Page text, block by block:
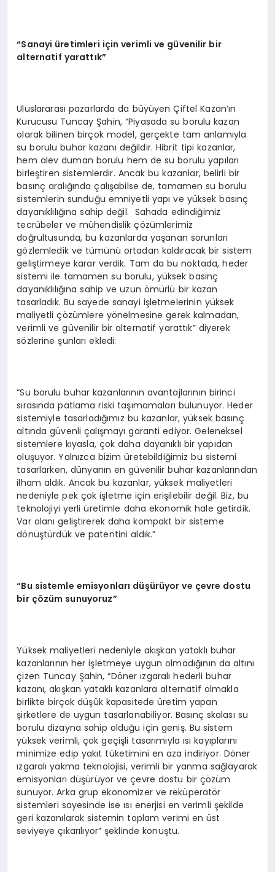
“Sanayi üretimleri için verimli ve güvenilir bir
alternatif yarattık”
Uluslararası pazarlarda da büyüyen Çiftel Kazan’ın
Kurucusu Tuncay Şahin, “Piyasada su borulu kazan
olarak bilinen birçok model, gerçekte tam anlamıyla
su borulu buhar kazanı değildir. Hibrit tipi kazanlar,
hem alev duman borulu hem de su borulu yapıları
birleştiren sistemlerdir. Ancak bu kazanlar, belirli bir
basınç aralığında çalışabilse de, tamamen su borulu
sistemlerin sunduğu emniyetli yapı ve yüksek basınç
dayanıklılığına sahip değil. Sahada edindiğimiz
tecrübeler ve mühendislik çözümlerimiz
doğrultusunda, bu kazanlarda yaşanan sorunları
gözlemledik ve tümünü ortadan kaldıracak bir sistem
geliştirmeye karar verdik. Tam da bu noktada, heder
sistemi ile tamamen su borulu, yüksek basınç
dayanıklılığına sahip ve uzun ömürlü bir kazan
tasarladık. Bu sayede sanayi işletmelerinin yüksek
maliyetli çözümlere yönelmesine gerek kalmadan,
verimli ve güvenilir bir alternatif yarattık” diyerek
sözlerine şunları ekledi:
“Su borulu buhar kazanlarının avantajlarının birinci
sırasında patlama riski taşımamaları bulunuyor. Heder
sistemiyle tasarladığımız bu kazanlar, yüksek basınç
altında güvenli çalışmayı garanti ediyor. Geleneksel
sistemlere kıyasla, çok daha dayanıklı bir yapıdan
oluşuyor. Yalnızca bizim üretebildiğimiz bu sistemi
tasarlarken, dünyanın en güvenilir buhar kazanlarından
ilham aldık. Ancak bu kazanlar, yüksek maliyetleri
nedeniyle pek çok işletme için erişilebilir değil. Biz, bu
teknolojiyi yerli üretimle daha ekonomik hale getirdik.
Var olanı geliştirerek daha kompakt bir sisteme
dönüştürdük ve patentini aldık.”
“Bu sistemle emisyonları düşürüyor ve çevre dostu
bir çözüm sunuyoruz”
Yüksek maliyetleri nedeniyle akışkan yataklı buhar
kazanlarının her işletmeye uygun olmadığının da altını
çizen Tuncay Şahin, “Döner ızgaralı hederli buhar
kazanı, akışkan yataklı kazanlara alternatif olmakla
birlikte birçok düşük kapasitede üretim yapan
şirketlere de uygun tasarlanabiliyor. Basınç skalası su
borulu dizayna sahip olduğu için geniş. Bu sistem
yüksek verimli, çok geçişli tasarımıyla ısı kayıplarını
minimize edip yakıt tüketimini en aza indiriyor. Döner
ızgaralı yakma teknolojisi, verimli bir yanma sağlayarak
emisyonları düşürüyor ve çevre dostu bir çözüm
sunuyor. Arka grup ekonomizer ve reküperatör
sistemleri sayesinde ise ısı enerjisi en verimli şekilde
geri kazanılarak sistemin toplam verimi en üst
seviyeye çıkarılıyor” şeklinde konuştu.